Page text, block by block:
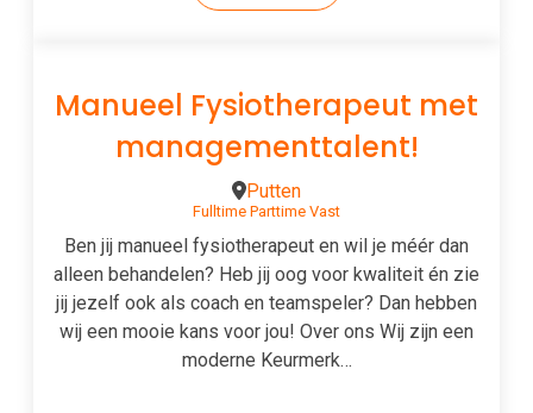
Manueel Fysiotherapeut met
managementtalent!
Putten
Fulltime Parttime Vast
Ben jij manueel fysiotherapeut en wil je méér dan
alleen behandelen? Heb jij oog voor kwaliteit én zie
jij jezelf ook als coach en teamspeler? Dan hebben
wij een mooie kans voor jou! Over ons Wij zijn een
moderne Keurmerk…